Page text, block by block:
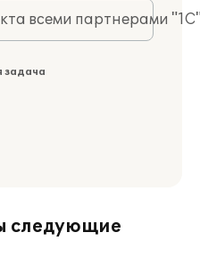
всеми партнерами
задача
следующие